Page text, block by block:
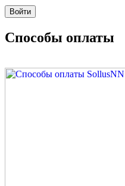
Способы оплаты